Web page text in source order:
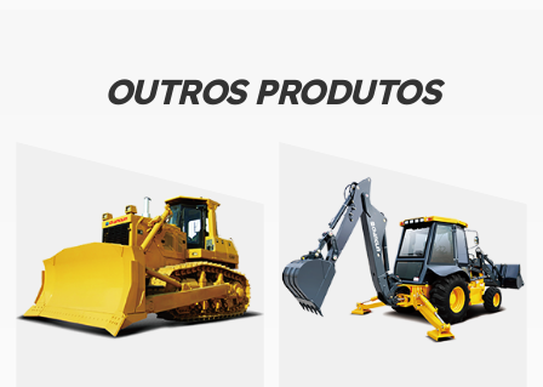
OUTROS PRODUTOS